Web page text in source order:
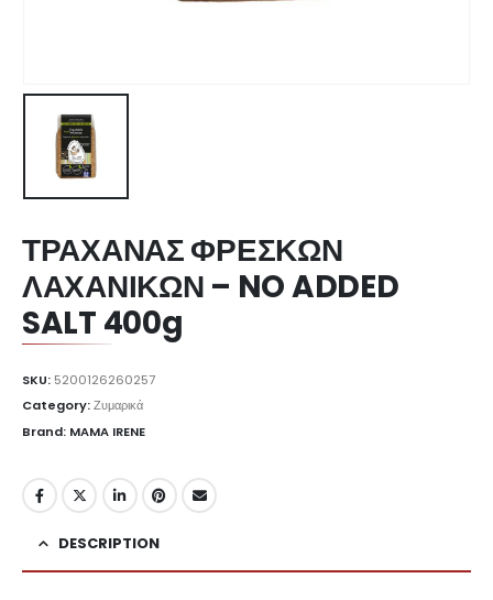
ΤΡΑΧΑΝΑΣ ΦΡΕΣΚΩΝ
ΛΑΧΑΝΙΚΩΝ – NO ADDED
SALT 400g
SKU: 5200126260257
Category:Ζυμαρικά
Brand: MAMA IRENE
DESCRIPTION